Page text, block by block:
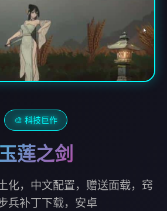
🎨 科技巨作
莲之剑
化，中文配置，赠送面载，窍
兵补丁下载，安卓